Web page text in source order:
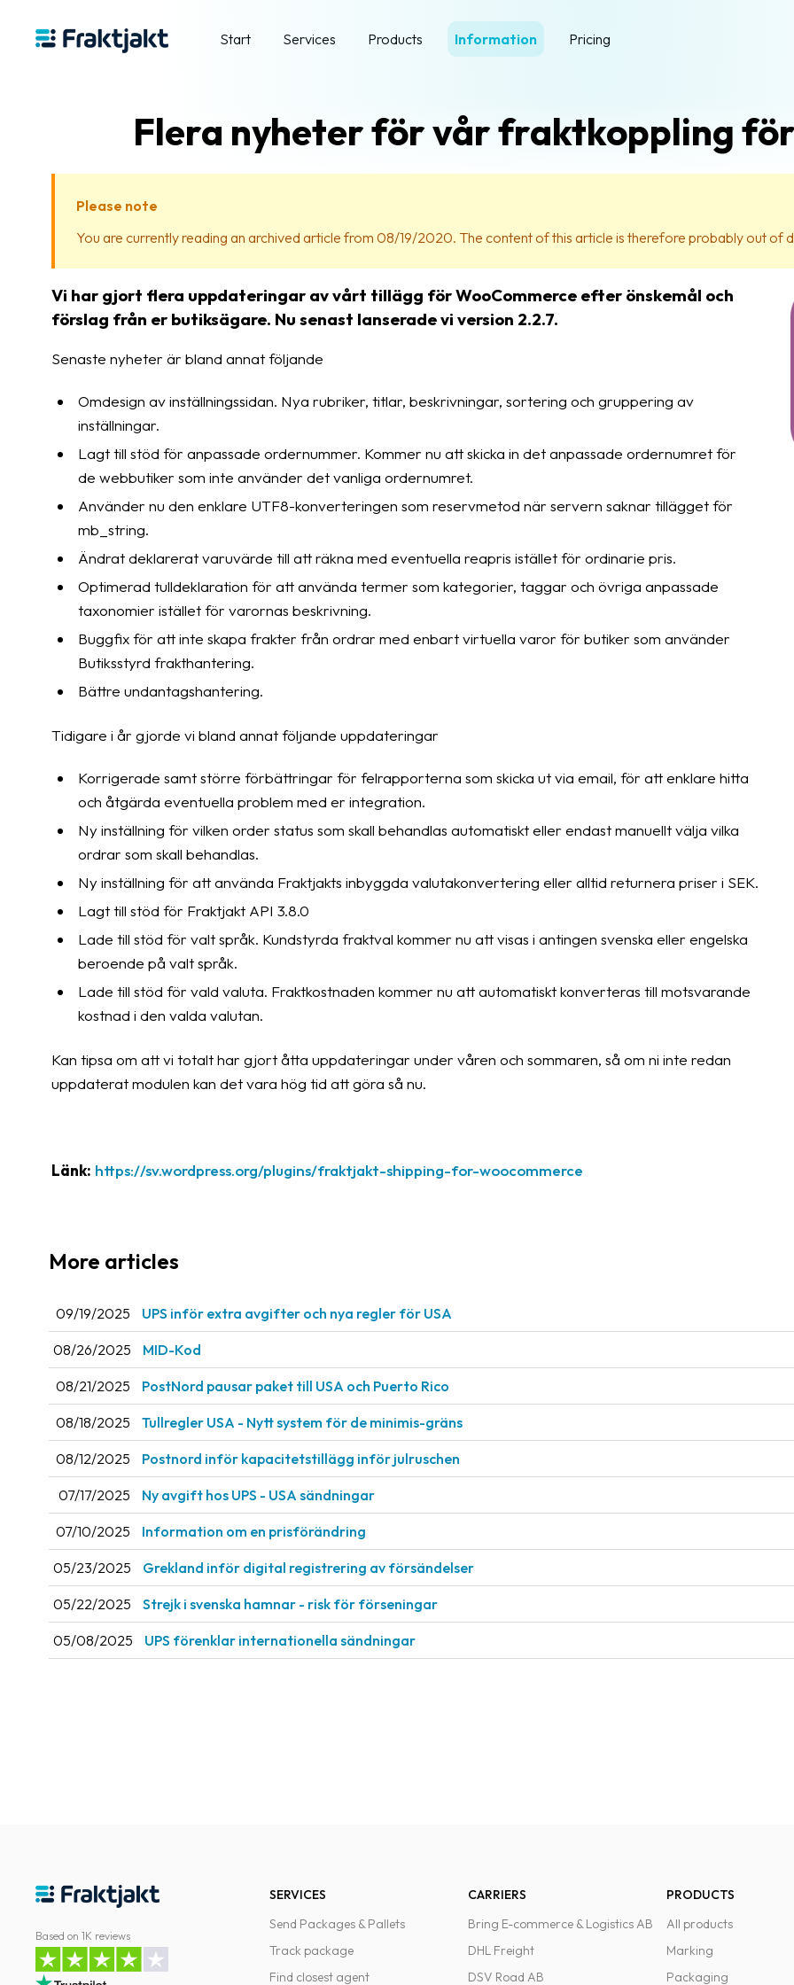
Start Services Products Information Pricing
Flera nyheter för vår fraktkoppling
Please note
You are currently reading an archived article from 08/19/2020. The content of this article is therefore probably out of
Vi har gjort flera uppdateringar av vårt tillägg för WooCommerce efter önskemål och
förslag från er butiksägare. Nu senast lanserade vi version 2.2.7.
Senaste nyheter är bland annat följande
Omdesign av inställningssidan. Nya rubriker, titlar, beskrivningar, sortering och gruppering av
inställningar.
Lagt till stöd för anpassade ordernummer. Kommer nu att skicka in det anpassade ordernumret för
de webbutiker som inte använder det vanliga ordernumret.
Använder nu den enklare UTF8-konverteringen som reservmetod när servern saknar tillägget för
mb_string.
Ändrat deklarerat varuvärde till att räkna med eventuella reapris istället för ordinarie pris.
Optimerad tulldeklaration för att använda termer som kategorier, taggar och övriga anpassade
taxonomier istället för varornas beskrivning.
Buggfix för att inte skapa frakter från ordrar med enbart virtuella varor för butiker som använder
Butiksstyrd frakthantering.
Bättre undantagshantering.
Tidigare i år gjorde vi bland annat följande uppdateringar
Korrigerade samt större förbättringar för felrapporterna som skicka ut via email, för att enklare hitta
och åtgärda eventuella problem med er integration.
Ny inställning för vilken order status som skall behandlas automatiskt eller endast manuellt välja vilka
ordrar som skall behandlas.
Ny inställning för att använda Fraktjakts inbyggda valutakonvertering eller alltid returnera priser i SEK.
Lagt till stöd för Fraktjakt API 3.8.0
Lade till stöd för valt språk. Kundstyrda fraktval kommer nu att visas i antingen svenska eller engelska
beroende på valt språk.
Lade till stöd för vald valuta. Fraktkostnaden kommer nu att automatiskt konverteras till motsvarande
kostnad i den valda valutan.
Kan tipsa om att vi totalt har gjort åtta uppdateringar under våren och sommaren, så om ni inte redan
uppdaterat modulen kan det vara hög tid att göra så nu.
Länk: https://sv.wordpress.org/plugins/fraktjakt-shipping-for-woocommerce
More articles
09/19/2025 UPS inför extra avgifter och nya regler för USA
08/26/2025 MID-Kod
08/21/2025 PostNord pausar paket till USA och Puerto Rico
08/18/2025 Tullregler USA - Nytt system för de minimis-gräns
08/12/2025 Postnord inför kapacitetstillägg inför julruschen
07/17/2025 Ny avgift hos UPS - USA sändningar
07/10/2025 Information om en prisförändring
05/23/2025 Grekland inför digital registrering av försändelser
05/22/2025 Strejk i svenska hamnar - risk för förseningar
05/08/2025 UPS förenklar internationella sändningar
Based on 1K reviews
SERVICES
Send Packages & Pallets
Track package
Find closest agent
CARRIERS
Bring E-commerce & Logistics AB
DHL Freight
DSV Road AB
PRODUCTS
All products
Marking
Packaging